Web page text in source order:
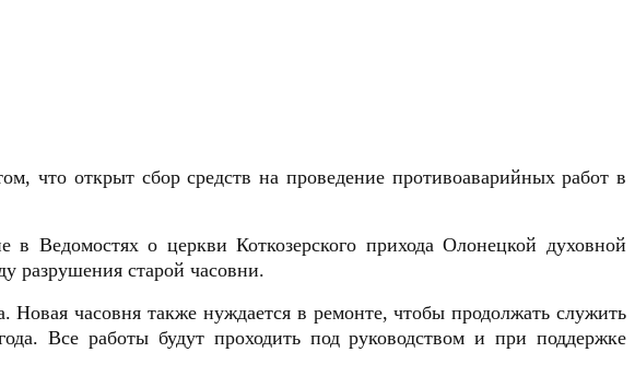
что открыт сбор средств на проведение противоаварийных работ в
Ведомостях о церкви Коткозерского прихода Олонецкой духовной
разрушения старой часовни.
часовня также нуждается в ремонте, чтобы продолжать служить
Все работы будут проходить под руководством и при поддержке